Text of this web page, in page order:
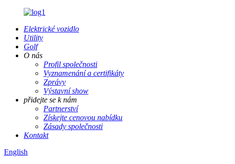
Elektrické vozidlo
Utility
Golf
O nás
Profil společnosti
Vyznamenání a certifikáty
Zprávy
Výstavní show
přidejte se k nám
Partnerství
Získejte cenovou nabídku
Zásady společnosti
Kontakt
English